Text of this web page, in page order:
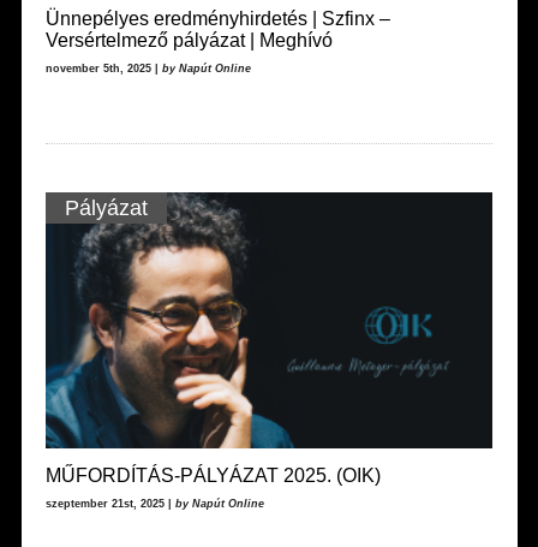
Ünnepélyes eredményhirdetés | Szfinx –
Versértelmező pályázat | Meghívó
november 5th, 2025 | by Napút Online
Pályázat
MŰFORDÍTÁS-PÁLYÁZAT 2025. (OIK)
szeptember 21st, 2025 | by Napút Online